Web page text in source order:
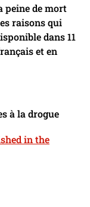
peine de mort
raisons qui
dans 11
et en
à la drogue
in the